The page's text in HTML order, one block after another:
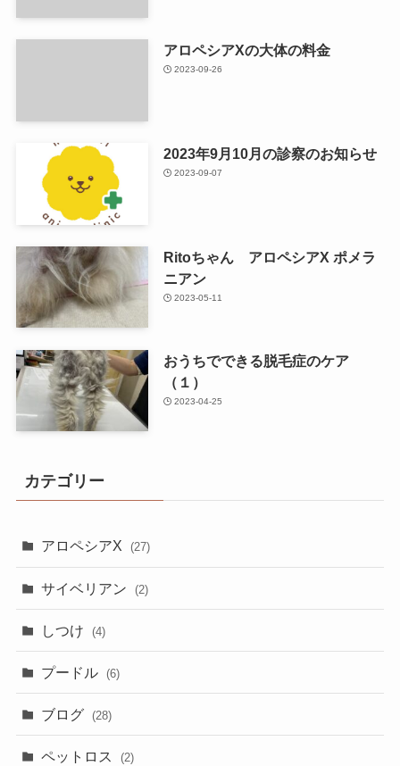
アロペシアXの大体の料金
2023-09-26
2023年9月10月の診察のお知らせ
2023-09-07
Ritoちゃん アロペシアX ポメラ
ニアン
2023-05-11
おうちでできる脱毛症のケア
（１）
2023-04-25
カテゴリー
アロペシアX (27)
サイベリアン (2)
しつけ (4)
プードル (6)
ブログ (28)
ペットロス (2)